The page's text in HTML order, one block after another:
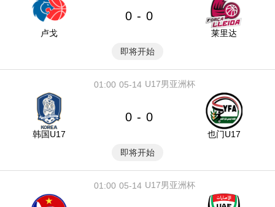
卢戈
0 - 0
莱里达
即将开始
05-14
01:00 U17男亚洲杯
韩国U17
0 - 0
也门U17
即将开始
05-14
01:00 U17男亚洲杯